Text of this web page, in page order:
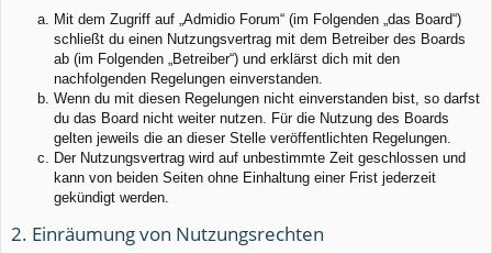
Mit dem Zugriff auf „Admidio Forum“ (im Folgenden „das Board“)
schließt du einen Nutzungsvertrag mit dem Betreiber des Boards
ab (im Folgenden „Betreiber“) und erklärst dich mit den
nachfolgenden Regelungen einverstanden.
Wenn du mit diesen Regelungen nicht einverstanden bist, so darfst
du das Board nicht weiter nutzen. Für die Nutzung des Boards
gelten jeweils die an dieser Stelle veröffentlichten Regelungen.
Der Nutzungsvertrag wird auf unbestimmte Zeit geschlossen und
kann von beiden Seiten ohne Einhaltung einer Frist jederzeit
gekündigt werden.
2. Einräumung von Nutzungsrechten